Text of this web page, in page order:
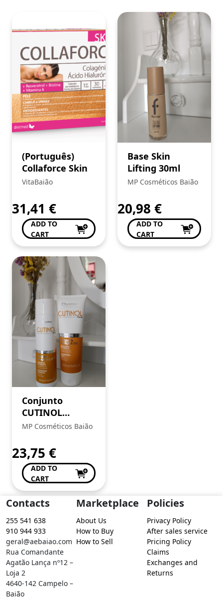
(Português)
Collaforce Skin
VitaBaião
31,41 €
ADD TO
CART
Base Skin
Lifting 30ml
MP Cosméticos Baião
20,98 €
ADD TO
CART
Conjunto
CUTINOL
Nutritive 250 ml
MP Cosméticos Baião
23,75 €
ADD TO
CART
Contacts
255 541 638
910 944 933
geral@aebaiao.com
Rua Comandante
Agatão Lança nº12 –
Loja 2
4640-142 Campelo –
Baião
Marketplace
About Us
How to Buy
How to Sell
Policies
Privacy Policy
After sales service
Pricing Policy
Claims
Exchanges and
Returns